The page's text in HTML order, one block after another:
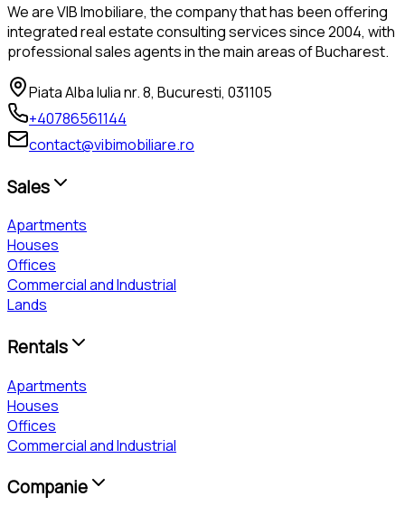
We are VIB Imobiliare, the company that has been offering
integrated real estate consulting services since 2004, with
professional sales agents in the main areas of Bucharest.
Piata Alba Iulia nr. 8, Bucuresti, 031105
+40786561144
contact@vibimobiliare.ro
Sales
Apartments
Houses
Offices
Commercial and Industrial
Lands
Rentals
Apartments
Houses
Offices
Commercial and Industrial
Companie